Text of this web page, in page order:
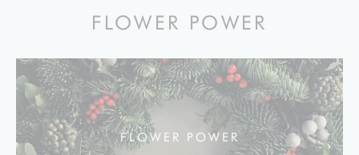
FLOWER POWER
FLOWER POWER